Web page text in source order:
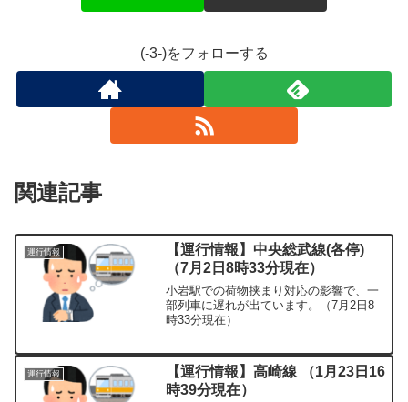
(-3-)をフォローする
関連記事
運行情報
【運行情報】中央総武線(各停)
（7月2日8時33分現在）
小岩駅での荷物挟まり対応の影響で、一
部列車に遅れが出ています。（7月2日8
時33分現在）
運行情報
【運行情報】高崎線 （1月23日16
時39分現在）